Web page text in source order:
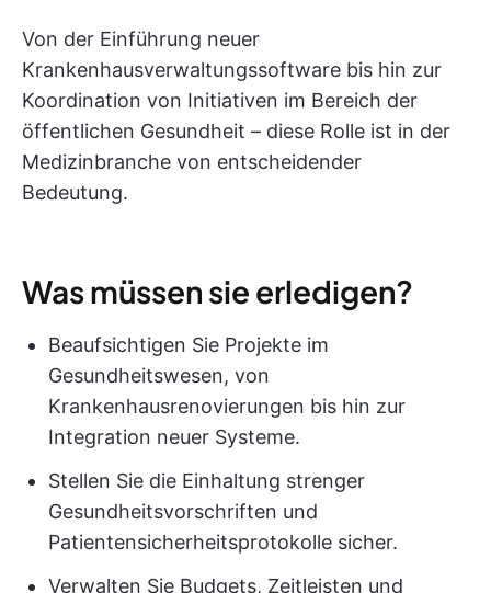
Von der Einführung neuer
Krankenhausverwaltungssoftware bis hin zur
Koordination von Initiativen im Bereich der
öffentlichen Gesundheit – diese Rolle ist in der
Medizinbranche von entscheidender
Bedeutung.
Was müssen sie erledigen?
Beaufsichtigen Sie Projekte im
Gesundheitswesen, von
Krankenhausrenovierungen bis hin zur
Integration neuer Systeme.
Stellen Sie die Einhaltung strenger
Gesundheitsvorschriften und
Patientensicherheitsprotokolle sicher.
Verwalten Sie Budgets, Zeitleisten und